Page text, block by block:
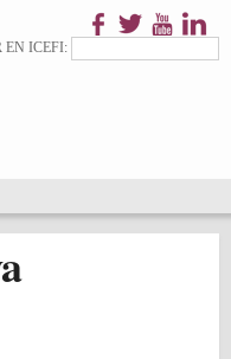
de
EN ICEFI: